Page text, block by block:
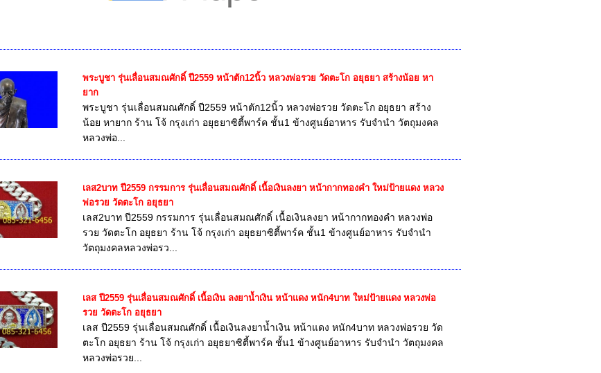
พระบูชา รุ่นเลื่อนสมณศักดิ์ ปี2559 หน้าตัก12นิ้ว หลวงพ่อรวย วัดตะโก อยุธยา สร้างน้อย หา
ยาก
พระบูชา รุ่นเลื่อนสมณศักดิ์ ปี2559 หน้าตัก12นิ้ว หลวงพ่อรวย วัดตะโก อยุธยา สร้าง
น้อย หายาก ร้าน โจ้ กรุงเก่า อยุธยาซิตี้พาร์ค ชั้น1 ข้างศูนย์อาหาร รับจำนำ วัตถุมงคล
หลวงพ่อ...
เลส2บาท ปี2559 กรรมการ รุ่นเลื่อนสมณศักดิ์ เนื้อเงินลงยา หน้ากากทองคำ ใหม่ป้ายแดง หลวง
พ่อรวย วัดตะโก อยุธยา
เลส2บาท ปี2559 กรรมการ รุ่นเลื่อนสมณศักดิ์ เนื้อเงินลงยา หน้ากากทองคำ หลวงพ่อ
รวย วัดตะโก อยุธยา ร้าน โจ้ กรุงเก่า อยุธยาซิตี้พาร์ค ชั้น1 ข้างศูนย์อาหาร รับจำนำ
วัตถุมงคลหลวงพ่อรว...
เลส ปี2559 รุ่นเลื่อนสมณศักดิ์ เนื้อเงิน ลงยาน้ำเงิน หน้าแดง หนัก4บาท ใหม่ป้ายแดง หลวงพ่อ
รวย วัดตะโก อยุธยา
เลส ปี2559 รุ่นเลื่อนสมณศักดิ์ เนื้อเงินลงยาน้ำเงิน หน้าแดง หนัก4บาท หลวงพ่อรวย วัด
ตะโก อยุธยา ร้าน โจ้ กรุงเก่า อยุธยาซิตี้พาร์ค ชั้น1 ข้างศูนย์อาหาร รับจำนำ วัตถุมงคล
หลวงพ่อรวย...